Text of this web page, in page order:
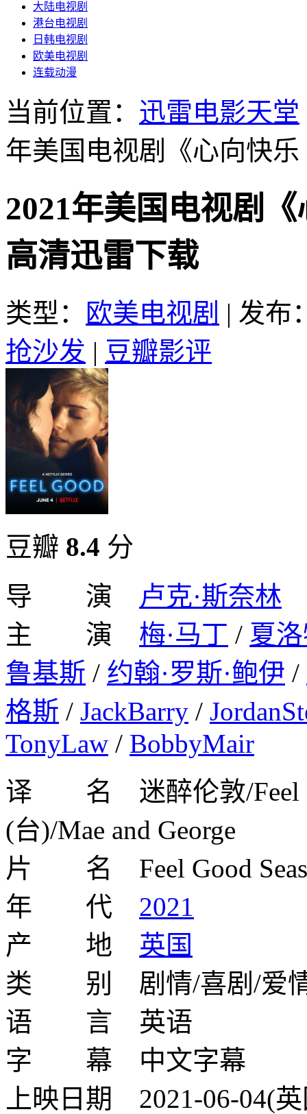
大陆电视剧
港台电视剧
日韩电视剧
欧美电视剧
连载动漫
当前位置： 迅雷电影天堂
年美国电视剧《心向快
2021年美国电视剧
高清迅雷下载
类型： 欧美电视剧 | 发布
抢沙发 | 豆瓣影评
豆瓣 8.4 分
导 演 卢克·斯奈林
主 演 梅·马丁 / 夏
鲁基斯 / 约翰·罗斯·鲍伊 /
格斯 / JackBarry /
TonyLaw / BobbyMair
译 名 迷醉伦敦/Feel
(台)/Mae and George
片 名 Feel Good
年 代 2021
产 地 英国
类 别 剧情/喜剧/爱
语 言 英语
字 幕 中文字幕
上映日期 2021-06-04(